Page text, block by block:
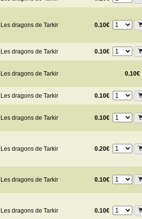
Les dragons de Tarkir 0.10€
Les dragons de Tarkir 0.10€
Les dragons de Tarkir 0.10€
Les dragons de Tarkir 0.10€
Les dragons de Tarkir 0.10€
Les dragons de Tarkir 0.20€
Les dragons de Tarkir 0.10€
Les dragons de Tarkir 0.10€